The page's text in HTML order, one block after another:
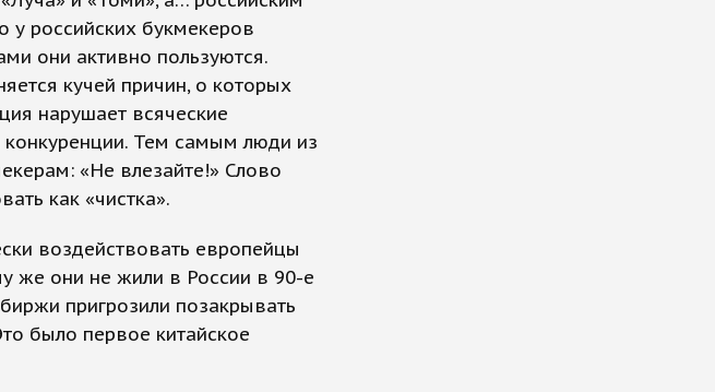
у российских букмекеров
они активно пользуются.
кучей причин, о которых
нарушает всяческие
Тем самым люди из
«Не влезайте!» Слово
как «чистка».
воздействовать европейцы
же они не жили в России в 90-е
пригрозили позакрывать
было первое китайское